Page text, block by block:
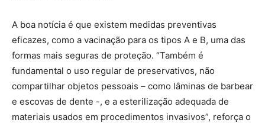
A boa notícia é que existem medidas preventivas
eficazes, como a vacinação para os tipos A e B, uma das
formas mais seguras de proteção. “Também é
fundamental o uso regular de preservativos, não
compartilhar objetos pessoais – como lâminas de barbear
e escovas de dente -, e a esterilização adequada de
materiais usados em procedimentos invasivos”, reforça o